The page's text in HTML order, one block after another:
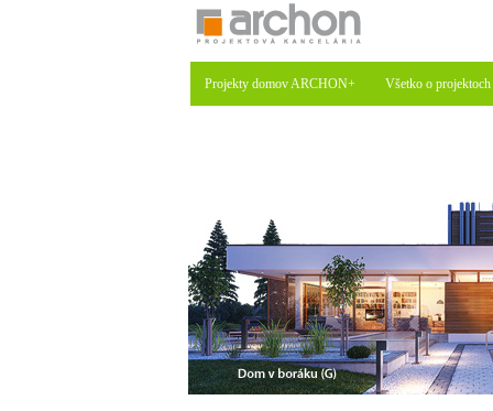
Projekty domov ARCHON+ Všetko o projektoch